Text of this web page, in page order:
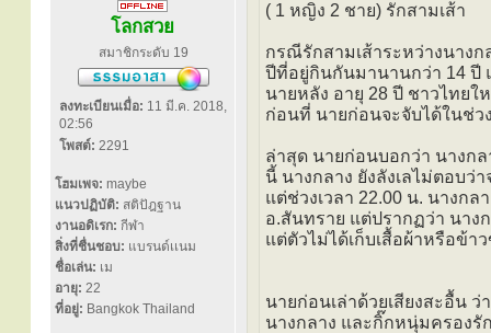
โลกสวย
สมาชิกระดับ 19
ลงทะเบียนเมื่อ: 11 มี.ค. 2018,
02:56
โพสต์: 2291
โฮมเพจ: maybe
แนวปฏิบัติ: สติปัฎฐาน
งานอดิเรก: กีฬา
สิ่งที่ชื่นชอบ: แบรนด์เเนม
ชื่อเล่น: เม
อายุ: 22
ที่อยู่: Bangkok Thailand
( 1 หญิง 2 ชาย) รักสามเส้า
กรณีรักสามเส้าระหว่างนาง
ปีที่อยู่กินกันมานานกว่า 14 ปี
นายหลัง อายุ 28 ปี ชาวไทย
ก่อนที่ นายก่อนจะจับได้ในช่ว
ล่าสุด นายก่อนบอกว่า นางก
นี้ นางกลาง ยังลังเลไม่ตอบว่า
แต่ช่วงเวลา 22.00 น. นางก
อ.สันทราย แต่ปรากฏว่า นาง
แต่ตัวไม่ได้เก็บเสื้อผ้าหรือข้า
นายก่อนเล่าด้วยเสียงสะอื้น
นางกลาง และกิ๊กหนุ่มครองรั